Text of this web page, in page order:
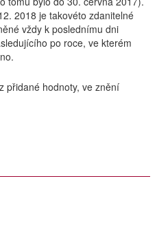
2018 je takovéto zdanitelné
vždy k poslednímu dni
po roce, ve kterém
přidané hodnoty, ve znění